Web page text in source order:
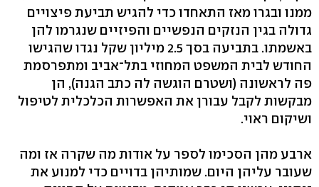
ממנו ובגרו מאז התאחדו כדי להגיש תביעת פיצויים
גדולה בגין הנזקים הנפשיים והפיזיים שנגרמו להן
באשמתו. בתביעה בסך 2.5 מיליון שקל נגדו שהגישו
החודש לבית המשפט המחוזי בתל־אביב ומתפרסמת
פה לראשונה (ושטרם הוגשה לה כתב הגנה), הן
מבקשות לקבל עבורן את האפשרות הכלכלית לטיפול
ושיקום ראוי.
ארבע מהן הסכימו לספר על אודות מה שקרה אז ומה
שעובר עליהן היום. שמותיהן בדויים כדי למנוע את